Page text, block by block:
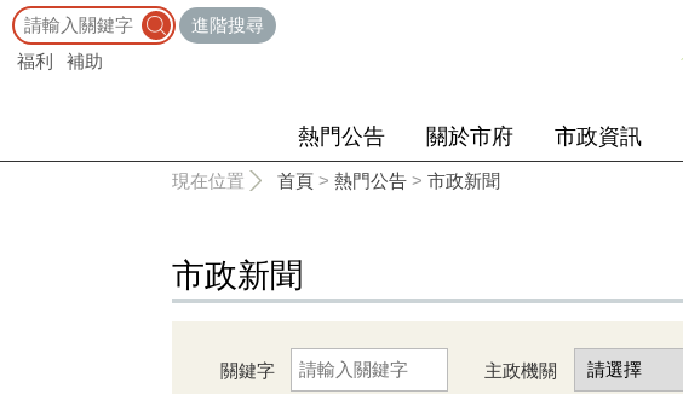
進階搜尋
福利
補助
熱門公告 關於市府 市政資訊
現在位置 首頁 > 熱門公告 > 市政新聞
市政新聞
關鍵字 主政機關